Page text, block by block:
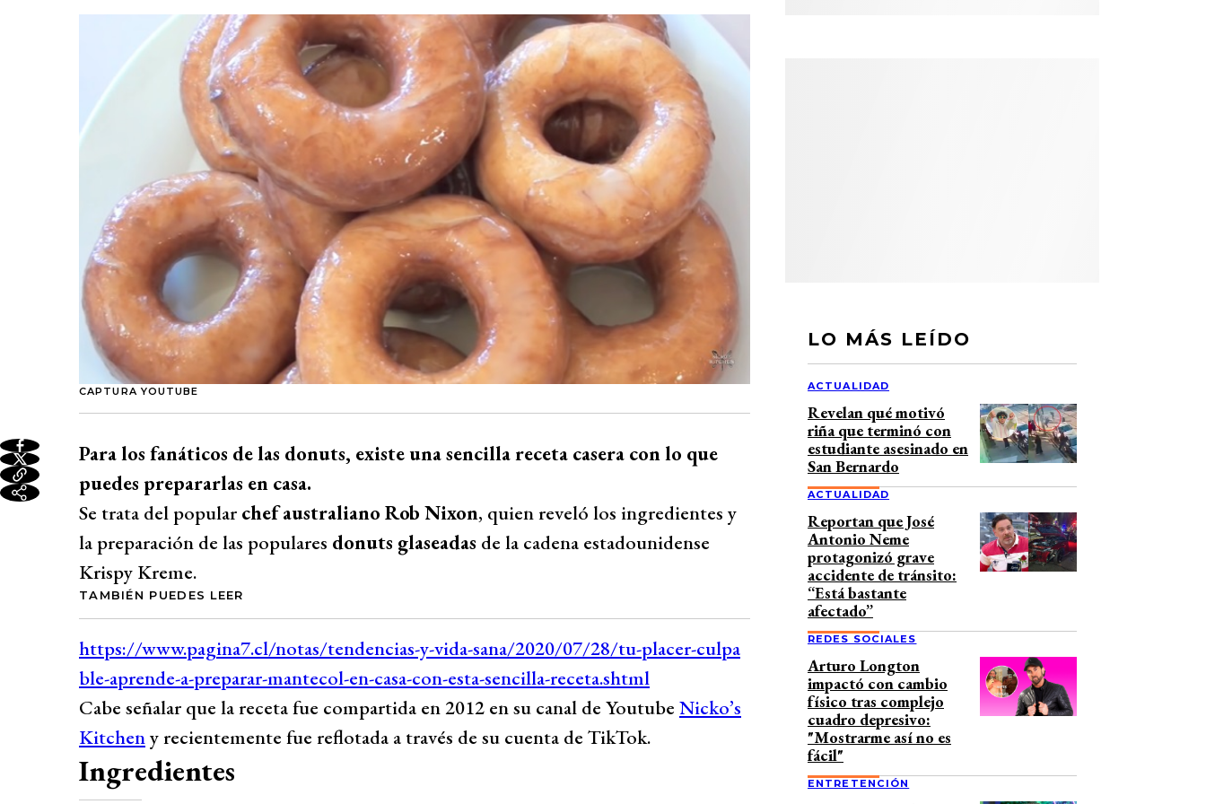
CAPTURA YOUTUBE
Para los fanáticos de las donuts, existe una sencilla receta casera con lo que
puedes prepararlas en casa.
Se trata del popular chef australiano Rob Nixon, quien reveló los ingredientes y
la preparación de las populares donuts glaseadas de la cadena estadounidense
Krispy Kreme.
TAMBIÉN PUEDES LEER
Cabe señalar que la receta fue compartida en 2012 en su canal de Youtube Nicko’s
Kitcheny recientemente fue reflotada a través de su cuenta de TikTok.
Ingredientes
LO MÁS LEÍDO
ACTUALIDAD
Revelan qué motivó
riña que terminó con
estudiante asesinado en
San Bernardo
ACTUALIDAD
Reportan que José
Antonio Neme
protagonizó grave
accidente de tránsito:
“Está bastante
afectado”
REDES SOCIALES
Arturo Longton
impactó con cambio
físico tras complejo
cuadro depresivo:
"Mostrarme así no es
fácil"
ENTRETENCIÓN